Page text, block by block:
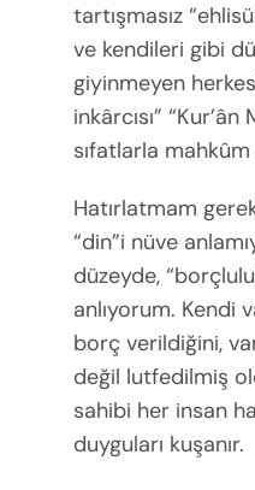
tartışmasız
ve kendileri gibi
giyinmeyen
inkârcısı”
sıfatlarla
Hatırlatmam
“din”i nüve
düzeyde,
anlıyorum. Kendi
borç verildiğini,
değil lutfedilmiş
sahibi her insan
duyguları kuşanır.